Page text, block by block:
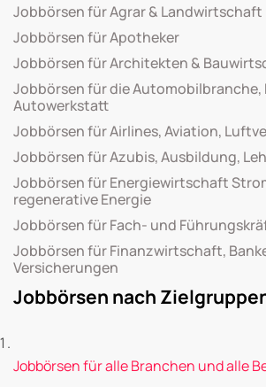
Jobbörsen für Agrar & Landwirtschaft
Jobbörsen für Apotheker
Jobbörsen für Architekten &
Jobbörsen für die Automobilbranche,
Autowerkstatt
Jobbörsen für Airlines, Aviation,
Jobbörsen für Azubis, Ausbildung,
Jobbörsen für Energiewirtschaft
regenerative Energie
Jobbörsen für Fach- und
Jobbörsen für Finanzwirtschaft,
Versicherungen
Jobbörsen nach
Jobbörsen für alle Branchen und alle